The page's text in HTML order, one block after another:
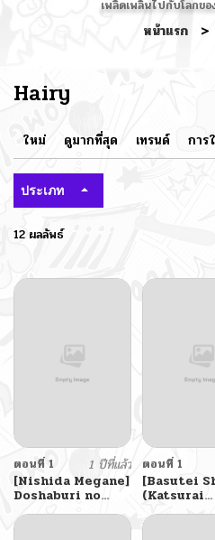
เพลิดเพลินไปกับโลกข
หน้าแรก >
Hairy
ใหม่ ดูมากที่สุด เทรนด์ การ
ประเภท
12 ผลลัพธ์
ตอนที่ 1
1 ปีที่แล้ว
[Nishida Megane]
Doshaburi no
Hatsutaiken
Devirginization
ตอนที่ 1
[Basutei
(Katsurai
Yoshiaki)]
Tsuma no